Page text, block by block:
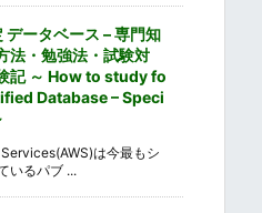
データベース – 専門知
法・勉強法・試験対
記 ～ How to study fo
Database – Speci
は今最もシ
いるパブ ...